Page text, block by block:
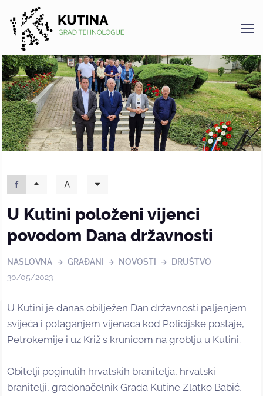
Kutina
U Kutini položeni vijenci
povodom Dana državnosti
NASLOVNA GRAĐANI NOVOSTI
DRUŠTVO
30/05/2023
U Kutini je danas obilježen Dan državnosti paljenjem
svijeća i polaganjem vijenaca kod Policijske postaje,
Petrokemije i uz Križ s krunicom na groblju u Kutini.
Obitelji poginulih hrvatskih branitelja, hrvatski
branitelji, gradonačelnik Grada Kutine Zlatko Babić,